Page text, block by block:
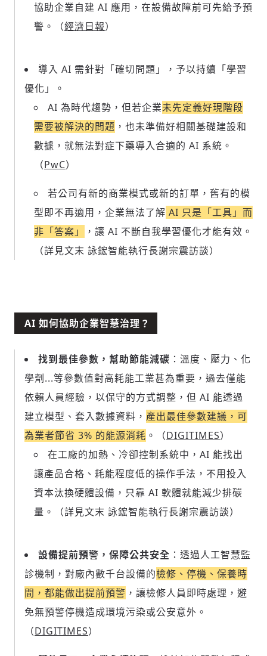
協助企業自建 AI 應用，在設備故障前可先給予預
警。（經濟日報）
導入 AI 需針對「確切問題」，予以持續「學習
優化」。
AI 為時代趨勢，但若企業未先定義好現階段
需要被解決的問題 ，也未準備好相關基礎建設和
數據，就無法對症下藥導入合適的 AI 系統。
（PwC）
若公司有新的商業模式或新的訂單，舊有的模
型即不再適用，企業無法了解 AI 只是「工具」而
非「答案」
，讓 AI 不斷自我學習優化才能有效。
（詳見文末 詠鋐智能執行長謝宗震訪談）
AI 如何協助企業智慧治理？
找到最佳參數，幫助節能減碳 ：溫度、壓力、化
學劑...等參數值對高耗能工業甚為重要，過去僅能
依賴人員經驗，以保守的方式調整，但 AI 能透過
建立模型、套入數據資料， 產出最佳參數建議，可
為業者節省 3% 的能源消耗 。（DIGITIMES）
在工廠的加熱、冷卻控制系統中，AI 能找出
讓產品合格、耗能程度低的操作手法， 不用投入
資本汰換硬體設備，只靠 AI 軟體就能減少排碳
量 。（詳見文末 詠鋐智能執行長謝宗震訪談）
設備提前預警，保障公共安全 ：透過人工智慧監
診機制，對廠內數千台設備的檢修、停機、保養時
間，都能做出提前預警 ，讓檢修人員即時處理，避
免無預警停機造成環境污染或公安意外。
（DIGITIMES）